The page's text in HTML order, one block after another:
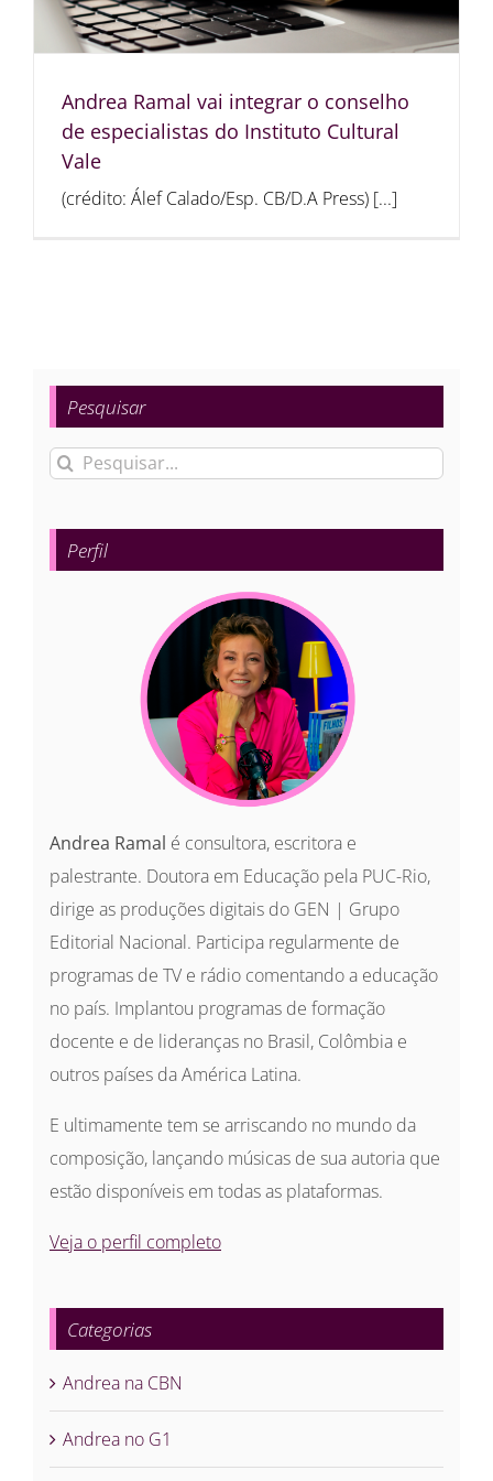
Andrea Ramal vai integrar o conselho
de especialistas do Instituto Cultural
Vale
(crédito: Álef Calado/Esp. CB/D.A Press) [...]
Pesquisar
Buscar
para:
Perfil
Andrea Ramal é consultora, escritora e
palestrante. Doutora em Educação pela PUC-Rio,
dirige as produções digitais do GEN | Grupo
Editorial Nacional. Participa regularmente de
programas de TV e rádio comentando a educação
no país. Implantou programas de formação
docente e de lideranças no Brasil, Colômbia e
outros países da América Latina.
E ultimamente tem se arriscando no mundo da
composição, lançando músicas de sua autoria que
estão disponíveis em todas as plataformas.
Veja o perfil completo
Categorias
Andrea na CBN
Andrea no G1